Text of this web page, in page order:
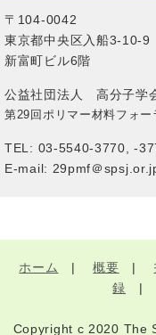
〒104-0042
東京都中央区入船3-10-9
新富町ビル6階
公益社団法人 高分子学
第29回ポリマー材料フォー
TEL: 03-5540-3770, -
E-mail: 29pmf＠
ホーム |概要 |
録 |
Copyright c 2020 The